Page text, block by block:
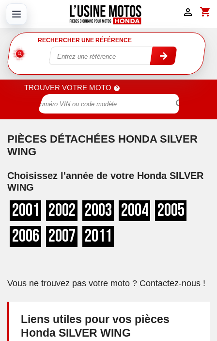
shopping_cart

RECHERCHER UNE RÉFÉRENCE
TROUVER VOTRE MOTO

PIÈCES DÉTACHÉES HONDA SILVER
WING
Choisissez l'année de votre Honda SILVER
WING
2001 2002 2003 2004 2005
2006 2007 2011
Vous ne trouvez pas votre moto ? Contactez-nous !
Liens utiles pour vos pièces
Honda SILVER WING